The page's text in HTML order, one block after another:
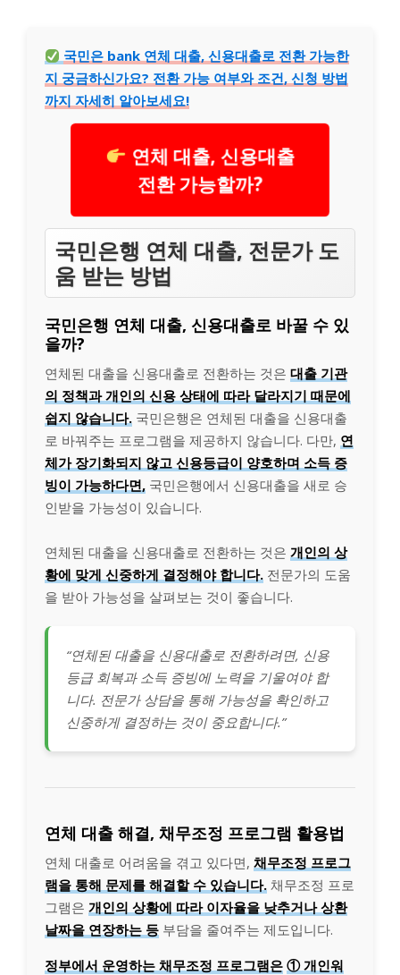
국민은 bank 연체 대출, 신용대출로 전환 가능한
지 궁금하신가요? 전환 가능 여부와 조건, 신청 방법
까지 자세히 알아보세요!
연체 대출, 신용대출
전환 가능할까?
국민은행 연체 대출, 전문가 도
움 받는 방법
국민은행 연체 대출, 신용대출로 바꿀 수 있
을까?
연체된 대출을 신용대출로 전환하는 것은 대출 기관
의 정책과 개인의 신용 상태에 따라 달라지기 때문에
쉽지 않습니다. 국민은행은 연체된 대출을 신용대출
로 바꿔주는 프로그램을 제공하지 않습니다. 다만, 연
체가 장기화되지 않고 신용등급이 양호하며 소득 증
빙이 가능하다면, 국민은행에서 신용대출을 새로 승
인받을 가능성이 있습니다.
연체된 대출을 신용대출로 전환하는 것은 개인의 상
황에 맞게 신중하게 결정해야 합니다. 전문가의 도움
을 받아 가능성을 살펴보는 것이 좋습니다.
“연체된 대출을 신용대출로 전환하려면, 신용
등급 회복과 소득 증빙에 노력을 기울여야 합
니다. 전문가 상담을 통해 가능성을 확인하고
신중하게 결정하는 것이 중요합니다.”
연체 대출 해결, 채무조정 프로그램 활용법
연체 대출로 어려움을 겪고 있다면, 채무조정 프로그
램을 통해 문제를 해결할 수 있습니다. 채무조정 프로
그램은 개인의 상황에 따라 이자율을 낮추거나 상환
날짜을 연장하는 등 부담을 줄여주는 제도입니다.
정부에서 운영하는 채무조정 프로그램은 ① 개인워